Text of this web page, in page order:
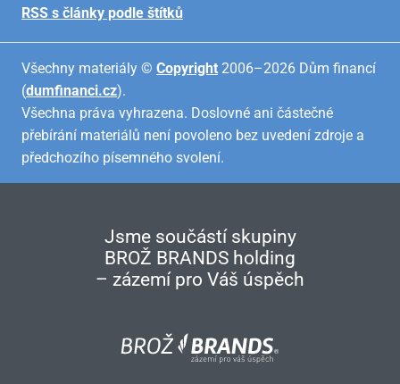
RSS s články podle štítků
Všechny materiály © Copyright 2006–2026 Dům financí
(dumfinanci.cz).
Všechna práva vyhrazena. Doslovné ani částečné
přebírání materiálů není povoleno bez uvedení zdroje a
předchozího písemného svolení.
Jsme součástí skupiny
BROŽ BRANDS holding
– zázemí pro Váš úspěch